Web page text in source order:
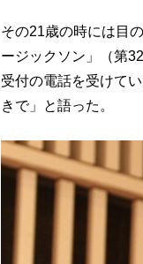
その21歳の時には目
ージックソン」（第
受付の電話を受けて
きで」と語った。